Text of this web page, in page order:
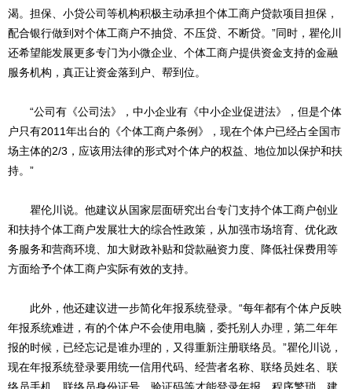
渴。担保、小贷公司等机构积极主动承担个体工商户贷款项目担保，
配合银行做到对个体工商户不抽贷、不压贷、不断贷。”同时，瞿伦川
还希望能发展更多专门为小微企业、个体工商户提供资金支持的金融
服务机构，真正让资金落到户、帮到位。
“公司有《公司法》，中小企业有《中小企业促进法》，但是个体
户只有2011年出台的《个体工商户条例》，现在个体户已经占全国市
场主体的2/3，应该用法律的形式对个体户的权益、地位加以保护和扶
持。”
瞿伦川说。他建议从国家层面研究出台专门支持个体工商户创业
和扶持个体工商户发展壮大的综合性政策，从加强市场培育、优化政
务服务和营商环境、加大财政补贴和贷款融资力度、降低社保费用等
方面给予个体工商户实际有效的支持。
此外，他还建议进一步简化年报系统登录。“每年都有个体户反映
年报系统难进，有的个体户不会使用电脑，委托别人办理，第二年年
报的时候，已经忘记是谁办理的，又得重新注册联络员。”瞿伦川说，
现在年报系统登录要用统一信用代码、经营者名称、联络员姓名、联
络员手机、联络员身份证号、验证码等才能登录年报，程序繁琐，建